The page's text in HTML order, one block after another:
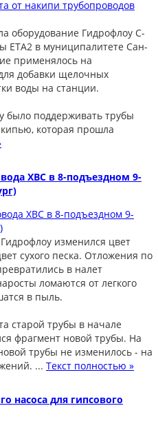
оборудование Гидрофлоу C-
ETA2 в муниципалитете Сан-
применялось на
добавки щелочных
воды на станции.
поддерживать трубы
которая прошла
ХВС в 8-подъездном 9-
изменился цвет
сухого песка. Отложения по
в налет
ломаются от легкого
в пыль.
старой трубы в начале
фрагмент новой трубы. На
трубы не изменилось - на
... Текст полностью »
насоса для гипсового